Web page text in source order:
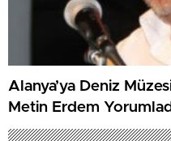
Alanya’ya Deniz
Metin Erdem